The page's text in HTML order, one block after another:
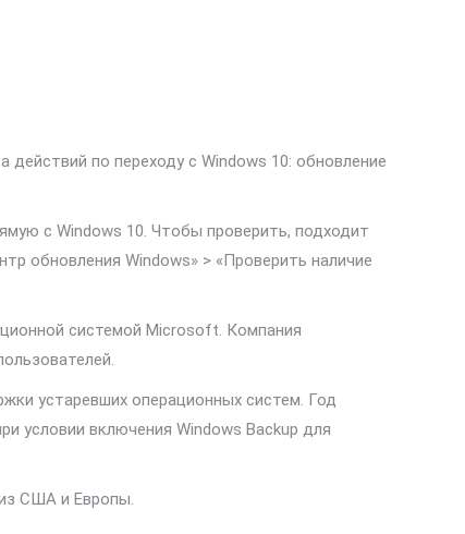
по переходу с Windows 10: обновление
с Windows 10. Чтобы проверить, подходит
обновления Windows» > «Проверить наличие
системой Microsoft. Компания
устаревших операционных систем. Год
условии включения Windows Backup для
США и Европы.